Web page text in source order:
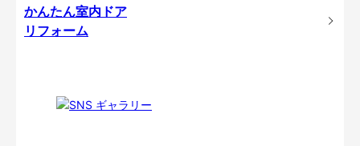
かんたん室内ドア
リフォーム